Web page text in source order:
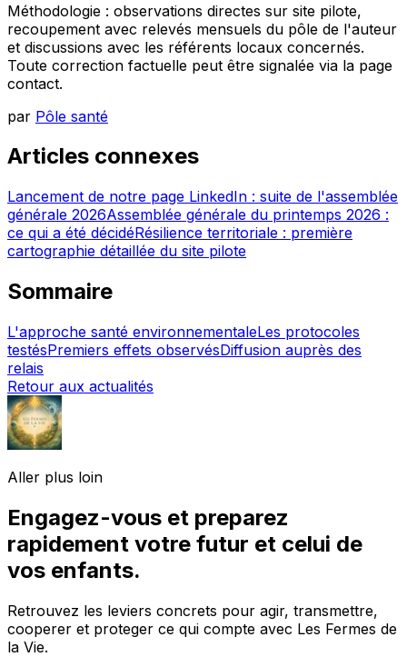
Méthodologie : observations directes sur site pilote,
recoupement avec relevés mensuels du pôle de l'auteur
et discussions avec les référents locaux concernés.
Toute correction factuelle peut être signalée via la page
contact.
par Pôle santé
Articles connexes
Lancement de notre page LinkedIn : suite de l'assemblée
générale 2026Assemblée générale du printemps 2026 :
ce qui a été décidéRésilience territoriale : première
cartographie détaillée du site pilote
Sommaire
L'approche santé environnementaleLes protocoles
testésPremiers effets observésDiffusion auprès des
relais
Retour aux actualités
Aller plus loin
Engagez-vous et preparez
rapidement votre futur et celui de
vos enfants.
Retrouvez les leviers concrets pour agir, transmettre,
cooperer et proteger ce qui compte avec Les Fermes de
la Vie.